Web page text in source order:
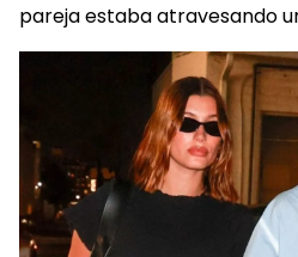
pareja estaba atravesando